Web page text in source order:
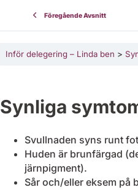
Föregående Avsnitt
Inför delegering – Linda ben
Synliga
Svullnaden syns runt
Huden är brunfärgad
järnpigment).
Sår och/eller eksem på